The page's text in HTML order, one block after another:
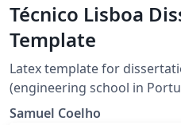
Técnico Lisboa
Template
Latex template for
(engineering school in
Samuel Coelho